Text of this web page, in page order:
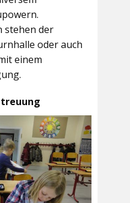
stehen der
oder auch
einem